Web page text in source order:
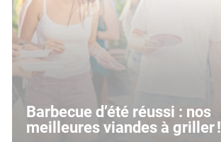
Barbecue d’été réussi : nos
meilleures viandes à griller !